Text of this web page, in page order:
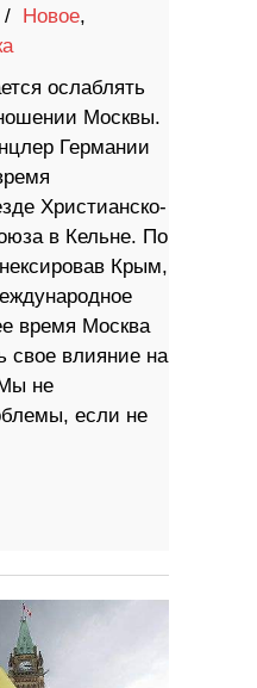
/ Новое,
ослаблять
Москвы.
Германии
Христианско-
в Кельне. По
Крым,
время Москва
свое влияние на
не
если не